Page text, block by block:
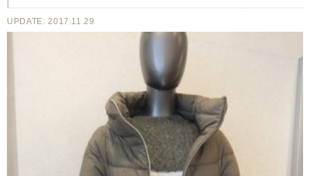
UPDATE: 2017.11.29